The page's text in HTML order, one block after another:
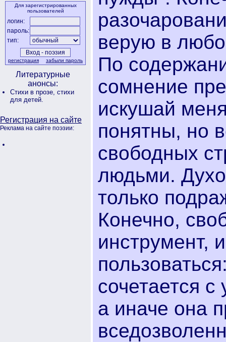
Для зарегистрированных
пользователей
логин:
пароль:
тип:
регистрация забыли пароль
Литературные
анонсы:
Стихи в прозе, стихи
для детей.
Регистрация на сайте
Реклама на сайте поэзии:
верую в
По
сомнение
искушай
понятны, но
свободных
людьми.
только
Конечно,
инструмент,
сочетается
а иначе она